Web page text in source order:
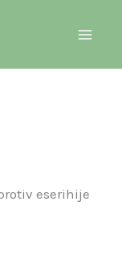
eserihije